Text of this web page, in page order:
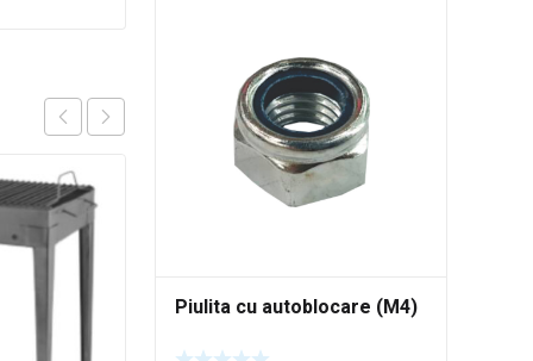
Piulita cu autoblocare (M4)